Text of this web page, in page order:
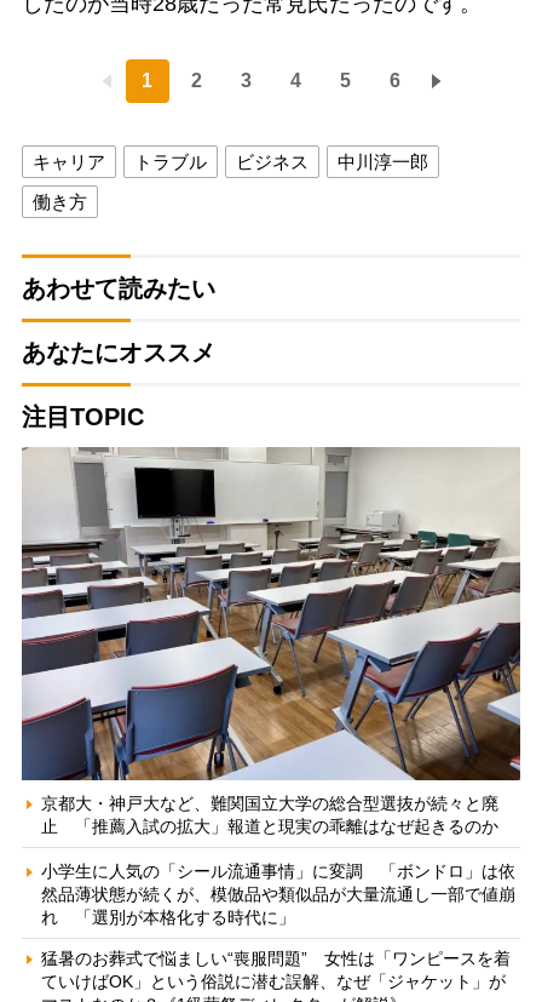
1 2 3 4 5 6
キャリア トラブル ビジネス
中川淳一郎
働き方
あわせて読みたい
あなたにオススメ
注目TOPIC
京都大・神戸大など、難関国立大学の総合型選抜が続々と廃
止 「推薦入試の拡大」報道と現実の乖離はなぜ起きるのか
小学生に人気の「シール流通事情」に変調 「ボンドロ」は依
然品薄状態が続くが、模倣品や類似品が大量流通し一部で値崩
れ 「選別が本格化する時代に」
猛暑のお葬式で悩ましい“喪服問題” 女性は「ワンピースを着
ていけばOK」という俗説に潜む誤解、なぜ「ジャケット」が